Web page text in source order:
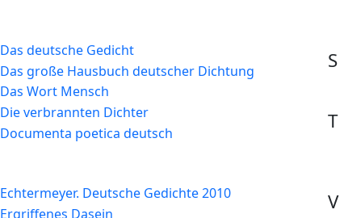
Das deutsche Gedicht
Das große Hausbuch deutscher Dichtung
Das Wort Mensch
Die verbrannten Dichter
Documenta poetica deutsch
Echtermeyer. Deutsche Gedichte 2010
Ergriffenes Dasein
S
T
V